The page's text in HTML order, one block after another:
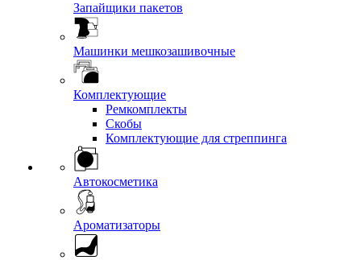
Запайщики пакетов
Машинки мешкозашивочные
Комплектующие
Ремкомплекты
Скобы
Комплектующие для стреппинга
Автокосметика
Ароматизаторы